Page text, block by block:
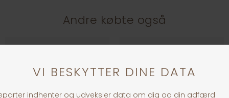
Andre købte også